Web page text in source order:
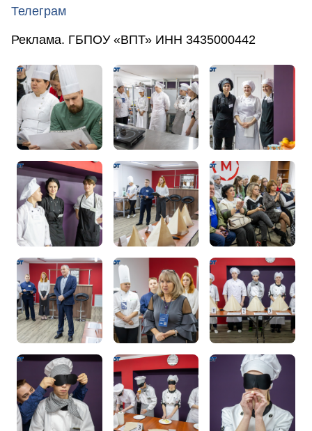
Телеграм
Реклама. ГБПОУ «ВПТ» ИНН 3435000442